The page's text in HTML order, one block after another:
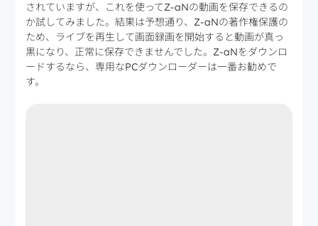
されていますが、これを使ってZ-aNの動画を保存できるの
か試してみました。結果は予想通り、Z-aNの著作権保護の
ため、ライブを再生して画面録画を開始すると動画が真っ
黒になり、正常に保存できませんでした。Z-aNをダウンロ
ードするなら、専用なPCダウンローダーは一番お勧めで
す。